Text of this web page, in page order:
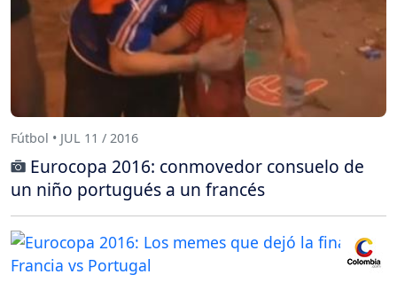
Fútbol • JUL 11 / 2016
Eurocopa 2016: conmovedor consuelo de
un niño portugués a un francés